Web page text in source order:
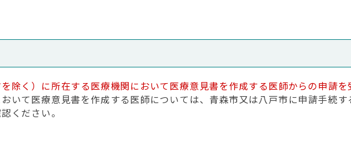
除く）に所在する医療機関において医療意見書を作成する医師からの申請を
いて医療意見書を作成する医師については、青森市又は八戸市に申請手続す
ください。